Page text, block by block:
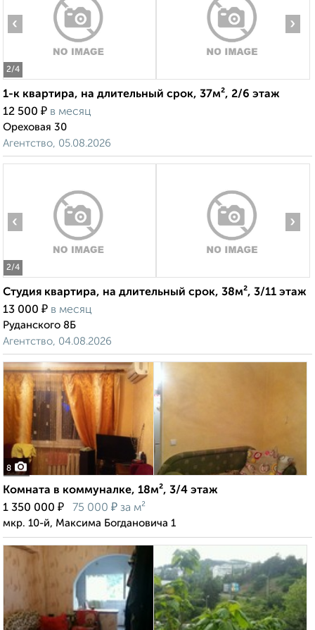
2/4
‹ ›
1-к квартира, на длительный срок, 37м², 2/6 этаж
12 500 ₽ в месяц
Ореховая 30
Агентство, 05.08.2026
2/4
‹ ›
Студия квартира, на длительный срок, 38м², 3/11 этаж
13 000 ₽ в месяц
Руданского 8Б
Агентство, 04.08.2026
8
Комната в коммуналке, 18м², 3/4 этаж
1 350 000 ₽ 75 000 ₽ за м²
мкр. 10-й, Максима Богдановича 1